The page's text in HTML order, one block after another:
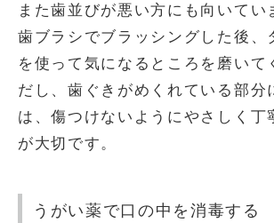
また歯並びが悪い方にも向いてい
歯ブラシでブラッシングした後、
を使って気になるところを磨いて
だし、歯ぐきがめくれている部分
は、傷つけないようにやさしく丁
が大切です。
うがい薬で口の中を消毒する